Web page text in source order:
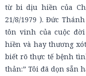
từ bi dịu hiền của
21/8/1979 ). Đức
tôn vinh của cuộc
hiền và hay thương
biết rõ thực tế bệnh
thản:” Tôi đã dọn sẵn